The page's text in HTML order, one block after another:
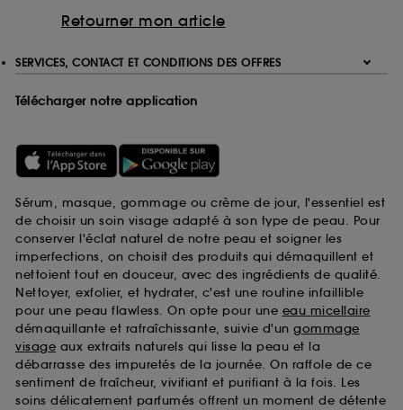
Retourner mon article
SERVICES, CONTACT ET CONDITIONS DES OFFRES
Télécharger notre application
Sérum, masque, gommage ou crème de jour, l'essentiel est
de choisir un soin visage adapté à son type de peau. Pour
conserver l'éclat naturel de notre peau et soigner les
imperfections, on choisit des produits qui démaquillent et
nettoient tout en douceur, avec des ingrédients de qualité.
Nettoyer, exfolier, et hydrater, c'est une routine infaillible
pour une peau flawless. On opte pour une eau micellaire
démaquillante et rafraîchissante, suivie d'un gommage
visage aux extraits naturels qui lisse la peau et la
débarrasse des impuretés de la journée. On raffole de ce
sentiment de fraîcheur, vivifiant et purifiant à la fois. Les
soins délicatement parfumés offrent un moment de détente